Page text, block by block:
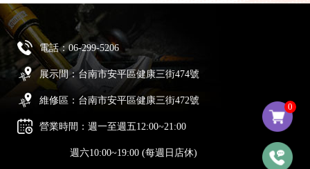
0
電話：06-299-5206
展示間：台南市安平區健康三街474號
維修區：台南市安平區健康三街472號
營業時間：週一至週五12:00~21:00
週六10:00~19:00 (每週日店休)